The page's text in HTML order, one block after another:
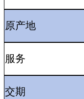
原产地
服务
交期